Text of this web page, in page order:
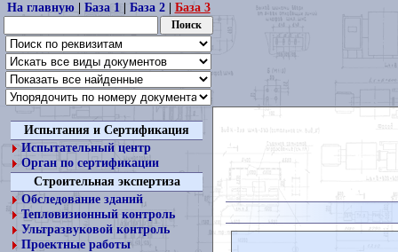
На главную| База 1| База 2| База 3
Испытания и Сертификация
Испытательный центр
Орган по сертификации
Строительная экспертиза
Обследование зданий
Тепловизионный контроль
Ультразвуковой контроль
Проектные работы